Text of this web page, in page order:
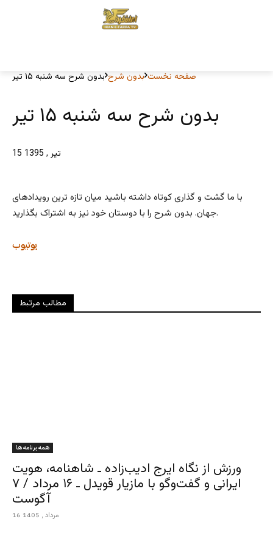
صفحه نخست بدون شرح بدون شرح سه شنبه ۱۵ تیر
بدون شرح سه شنبه ۱۵ تیر
15 تیر , 1395
با ما گشت و گذاری کوتاه داشته باشید میان تازه ترین رویدادهای
جهان. بدون شرح را با دوستان خود نیز به اشتراک بگذارید.
یوتیوب
مطالب مرتبط
همه برنامه ها
ورزش از نگاه ایرج ادیب‌زاده ـ شاهنامه، هویت
ایرانی و گفت‌وگو با مازیار قویدل ـ ۱۶ مرداد / ۷
آگوست
16 مرداد , 1405